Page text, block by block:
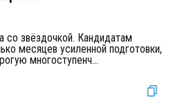
со звёздочкой. Кандидатам
месяцев усиленной подготовки,
многоступенч...